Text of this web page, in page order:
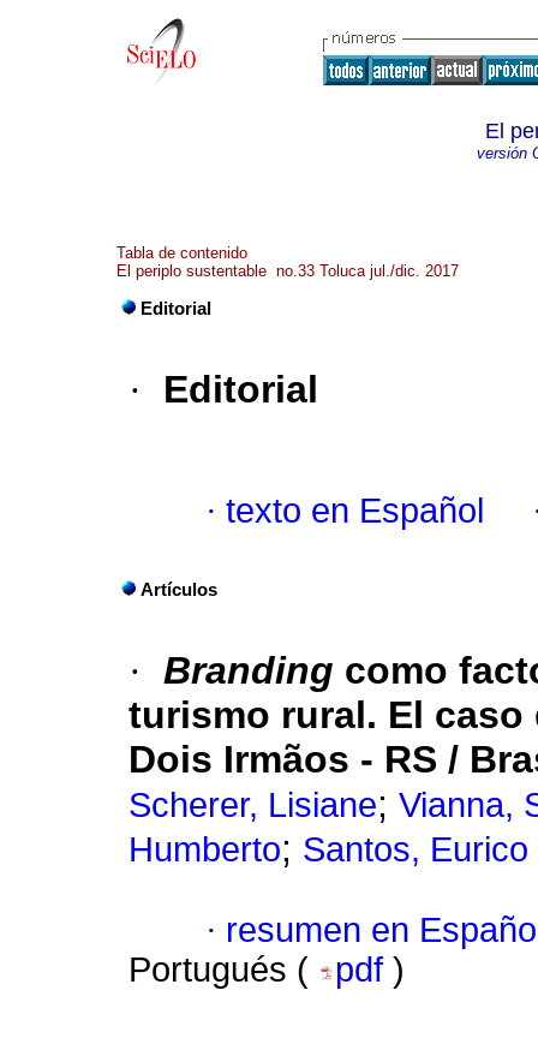
El
versión
Tabla de contenido
El periplo sustentable no.33 Toluca jul./dic. 2017
Editorial
· Editorial
· texto en Español
Artículos
· Branding como
turismo rural. El caso
Dois Irmãos - RS /
Scherer, Lisiane; Vianna,
Humberto; Santos,
· resumen en
Portugués (
pdf )